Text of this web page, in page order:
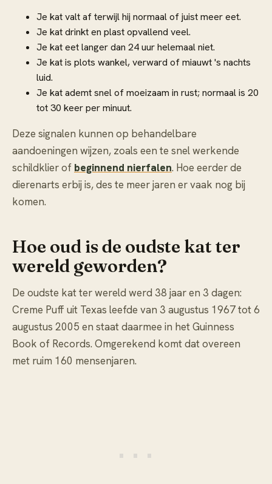
Je kat valt af terwijl hij normaal of juist meer eet.
Je kat drinkt en plast opvallend veel.
Je kat eet langer dan 24 uur helemaal niet.
Je kat is plots wankel, verward of miauwt 's nachts
luid.
Je kat ademt snel of moeizaam in rust; normaal is 20
tot 30 keer per minuut.
Deze signalen kunnen op behandelbare
aandoeningen wijzen, zoals een te snel werkende
schildklier of beginnend nierfalen. Hoe eerder de
dierenarts erbij is, des te meer jaren er vaak nog bij
komen.
Hoe oud is de oudste kat ter
wereld geworden?
De oudste kat ter wereld werd 38 jaar en 3 dagen:
Creme Puff uit Texas leefde van 3 augustus 1967 tot 6
augustus 2005 en staat daarmee in het Guinness
Book of Records. Omgerekend komt dat overeen
met ruim 160 mensenjaren.